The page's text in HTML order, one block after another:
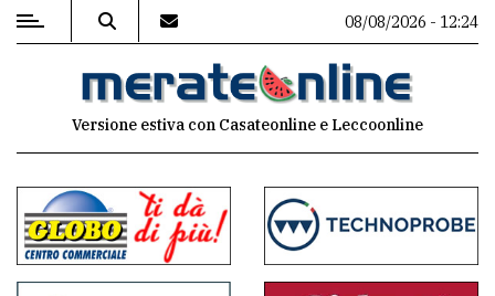
MENU
commenti
Contenuti
08/08/2026 - 12:24
Versione estiva con Casateonline e Leccoonline